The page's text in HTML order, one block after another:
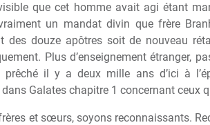
que cet homme avait agi étant
un mandat divin que frère
des douze apôtres soit de nouveau
Plus d’enseignement étranger,
prêché il y a deux mille ans d’ici à
Galates chapitre 1 concernant ceux
ères et sœurs, soyons reconnaissants.